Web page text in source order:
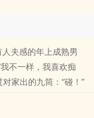
夫感的年上成熟男
不一样，我喜欢痴
家出的九筒：“碰！”
？”她叹了kou气，只
”引得她们笑成一